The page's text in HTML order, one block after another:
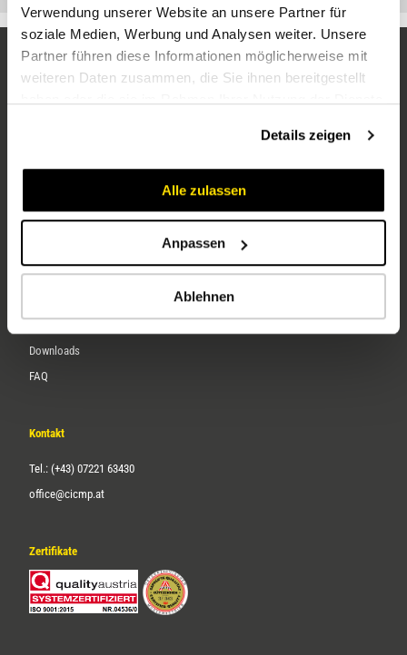
Verwendung unserer Website an unsere Partner für
soziale Medien, Werbung und Analysen weiter. Unsere
Partner führen diese Informationen möglicherweise mit
weiteren Daten zusammen, die Sie ihnen bereitgestellt
Details zeigen
Alle zulassen
Anpassen
Ablehnen
Service
Downloads
FAQ
Kontakt
Tel.: (+43) 07221 63430
office@cicmp.at
Zertifikate